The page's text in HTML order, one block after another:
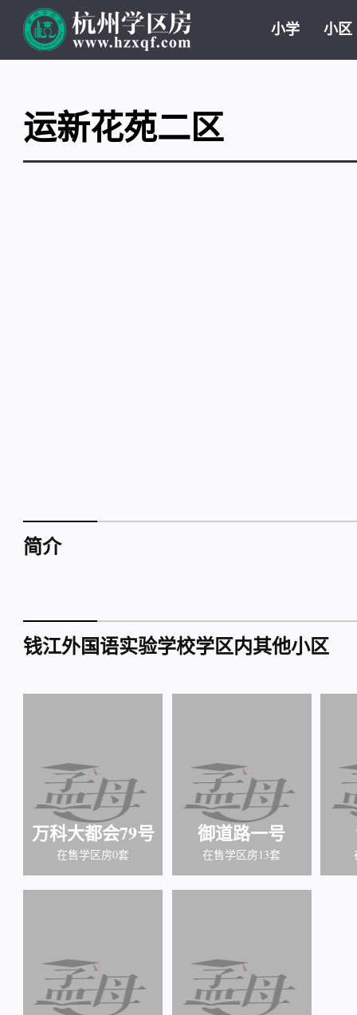
小学 小区
运新花苑二区
简介
钱江外国语实验学校学区内其他小区
万科大都会79号
在售学区房0套
御道路一号
在售学区房13套